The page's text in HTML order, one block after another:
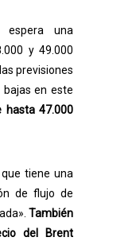
una
y 49.000
previsiones
bajas en este
hasta 47.000
tiene una
de flujo de
También
del Brent